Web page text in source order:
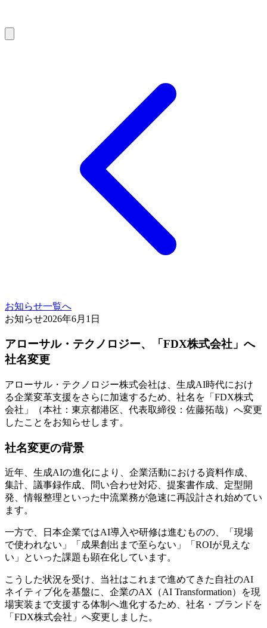
お知らせ一覧へ
お知らせ2026年6月1日
アローサル・テクノロジー、​「FDX株式会社」へ​
社名変更
アローサル・テクノロジー株式会社は、生成AI時代におけ
る企業変革支援をさらに加速するため、社名を「FDX株式
会社」（本社：東京都港区、代表取締役：佐藤拓哉）へ変更
したことをお知らせします。
社名変更の背景
近年、生成AIの進化により、企業活動における資料作成、
集計、議事録作成、問い合わせ対応、提案書作成、定型開
発、情報整理といった中流業務が急速に再設計され始めてい
ます。
一方で、日本企業ではAI導入や研修は進むものの、「現場
で使われない」「成果創出まで至らない」「ROIが見えな
い」といった課題も顕在化しています。
こうした状況を受け、当社はこれまで進めてきた自社のAI
ネイティブ化を基盤に、企業のAX（AI Transformation）を現
場実装まで支援する体制へ進化するため、社名・ブランドを
「FDX株式会社」へ変更しました。